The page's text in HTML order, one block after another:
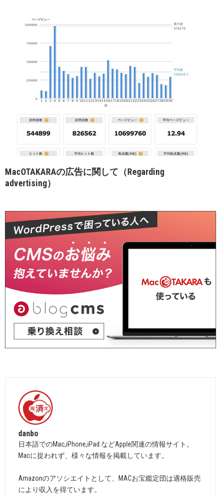
MacOTAKARAの広告に関して（Regarding
advertising）
danbo
日本語でのMac,iPhone,iPad などApple関連の情報サイト。
Macに捉われず、様々な情報を掲載しています。
Amazonのアソシエイトとして、MACお宝鑑定団は適格販売
により収入を得ています。